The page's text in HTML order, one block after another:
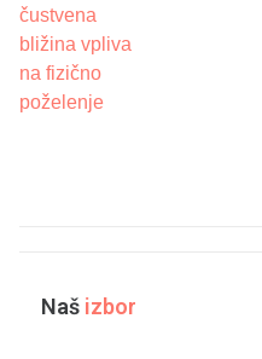
Naš izbor